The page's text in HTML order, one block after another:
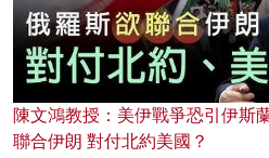
陳文鴻教授：美伊戰爭恐引伊斯
聯合伊朗 對付北約美國？